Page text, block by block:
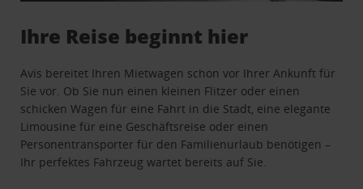
Ihre Reise beginnt hier
Avis bereitet Ihren Mietwagen schon vor Ihrer Ankunft für
Sie vor. Ob Sie nun einen kleinen Flitzer oder einen
schicken Wagen für eine Fahrt in die Stadt, eine elegante
Limousine für eine Geschäftsreise oder einen
Personentransporter für den Familienurlaub benötigen –
Ihr perfektes Fahrzeug wartet bereits auf Sie.